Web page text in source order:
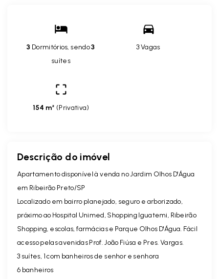
3 Dormitórios, sendo3
suítes
3 Vagas
154 m² (Privativa)
Descrição do imóvel
Apartamento disponível à venda noJardim Olhos D'Água
em Ribeirão Preto/SP
Localizado em bairro planejado, seguro e arborizado,
próximo ao Hospital Unimed, Shopping Iguatemi, Ribeirão
Shopping, escolas, farmácias e Parque Olhos D'Água. Fácil
acesso pelas avenidas Prof. João Fiúsa e Pres. Vargas.
3 suítes, 1 com banheiros de senhor e senhora
6 banheiros